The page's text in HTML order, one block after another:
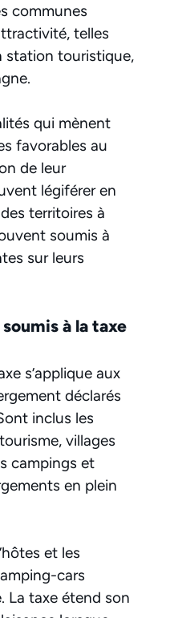
communes
telles
station touristique,
qui mènent
favorables au
de leur
légiférer en
territoires à
soumis à
sur leurs
à la taxe
s’applique aux
déclarés
inclus les
villages
campings et
en plein
et les
cars
La taxe étend son